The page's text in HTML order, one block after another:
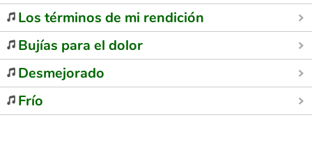
Los términos de mi rendición
Bujías para el dolor
Desmejorado
Frío